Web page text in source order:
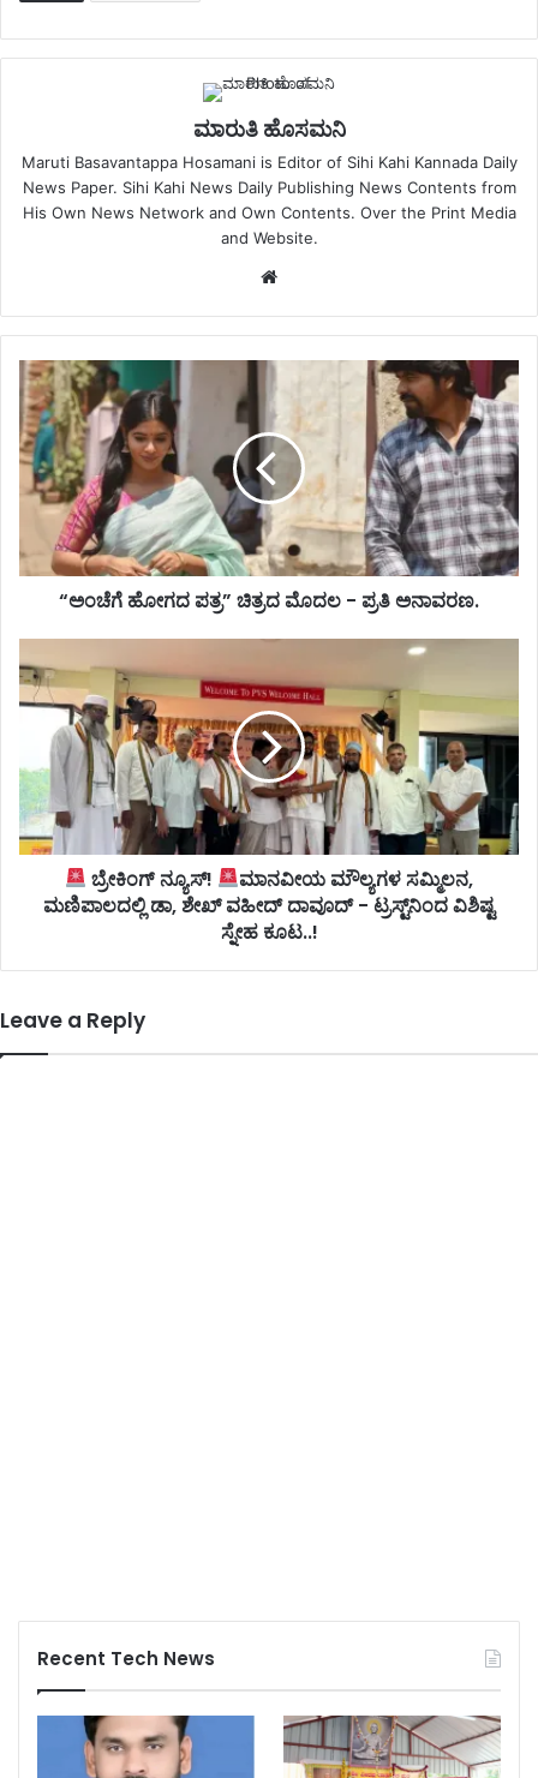
ಮಾರುತಿ ಹೊಸಮನಿ
Maruti Basavantappa Hosamani is Editor of Sihi Kahi Kannada Daily
News Paper. Sihi Kahi News Daily Publishing News Contents from
His Own News Network and Own Contents. Over the Print Media
and Website.
Website
“ಅಂಚೆಗೆ ಹೋಗದ ಪತ್ರ” ಚಿತ್ರದ ಮೊದಲ - ಪ್ರತಿ ಅನಾವರಣ.
ಬ್ರೇಕಿಂಗ್ ನ್ಯೂಸ್!
ಮಾನವೀಯ ಮೌಲ್ಯಗಳ ಸಮ್ಮಿಲನ,
ಮಣಿಪಾಲದಲ್ಲಿ ಡಾ, ಶೇಖ್ ವಹೀದ್ ದಾವೂದ್ - ಟ್ರಸ್ಟ್‌ನಿಂದ ವಿಶಿಷ್ಟ
ಸ್ನೇಹ ಕೂಟ..!
Leave a Reply
Recent Tech News